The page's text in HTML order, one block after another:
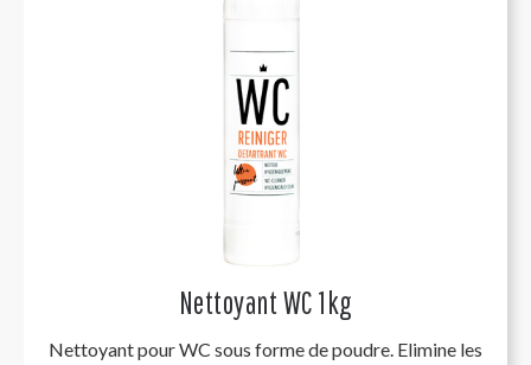
Nettoyant WC 1kg
Nettoyant pour WC sous forme de poudre. Elimine les